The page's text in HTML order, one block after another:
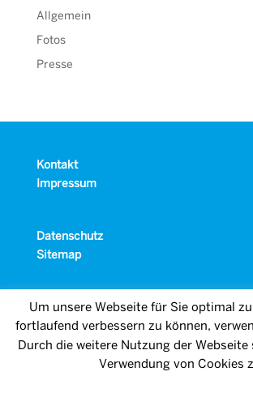
Allgemein
Fotos
Presse
Kontakt
Impressum
Datenschutz
Sitemap
Um unsere Webseite für Sie optimal
fortlaufend verbessern zu können,
Durch die weitere Nutzung der
Verwendung von Cookies